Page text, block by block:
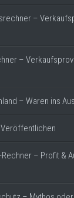
–
–
– Waren ins
Rechner – Profit &